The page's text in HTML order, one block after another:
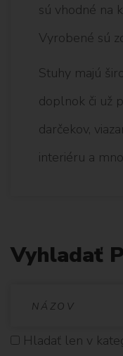
sú vhodné na
Vyrobené sú
Stuhy majú
doplnok či už
darčekov,
interiéru a
Vyhladať
Hladať len v